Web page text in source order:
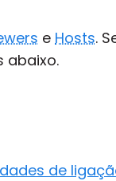
e Hosts.
abaixo.
de